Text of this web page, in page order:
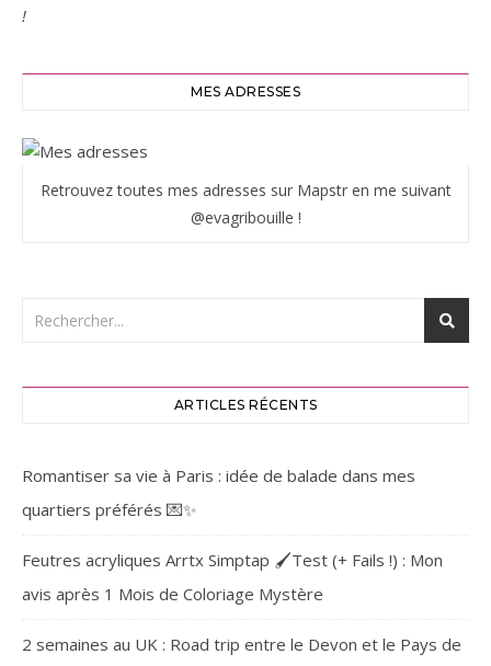
!
MES ADRESSES
Retrouvez toutes mes adresses sur Mapstr en me suivant
@evagribouille !
ARTICLES RÉCENTS
Romantiser sa vie à Paris : idée de balade dans mes
quartiers préférés 💌✨
Feutres acryliques Arrtx Simptap 🖌️Test (+ Fails !) : Mon
avis après 1 Mois de Coloriage Mystère
2 semaines au UK : Road trip entre le Devon et le Pays de